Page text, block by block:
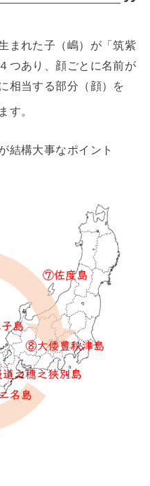
まれた子（嶋）が「筑紫
つあり、顔ごとに名前が
相当する部分（顔）を
す。
結構大事なポイント